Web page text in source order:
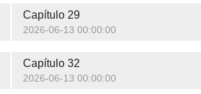
Capítulo 29
2026-06-13 00:00:00
Capítulo 32
2026-06-13 00:00:00